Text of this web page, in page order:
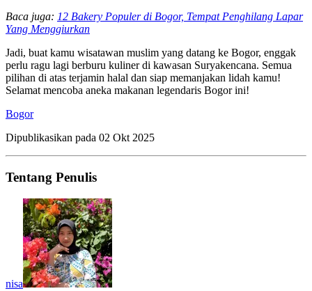
Baca juga: 12 Bakery Populer di Bogor, Tempat Penghilang Lapar
Yang Menggiurkan
Jadi, buat kamu wisatawan muslim yang datang ke Bogor, enggak
perlu ragu lagi berburu kuliner di kawasan Suryakencana. Semua
pilihan di atas terjamin halal dan siap memanjakan lidah kamu!
Selamat mencoba aneka makanan legendaris Bogor ini!
Bogor
Dipublikasikan pada 02 Okt 2025
Tentang Penulis
nisa